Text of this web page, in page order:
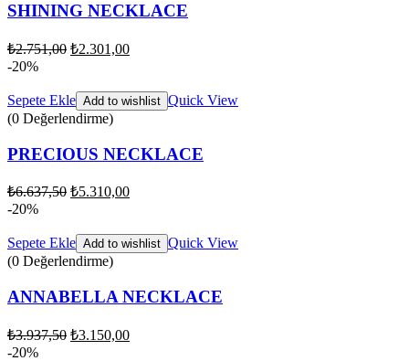
SHINING NECKLACE
₺2.751,00 ₺2.301,00
-20%
Sepete Ekle Add to wishlist Quick View
(0 Değerlendirme)
PRECIOUS NECKLACE
₺6.637,50 ₺5.310,00
-20%
Sepete Ekle Add to wishlist Quick View
(0 Değerlendirme)
ANNABELLA NECKLACE
₺3.937,50 ₺3.150,00
-20%